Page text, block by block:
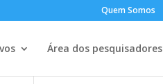
Quem Somos
Área dos pesquisadores